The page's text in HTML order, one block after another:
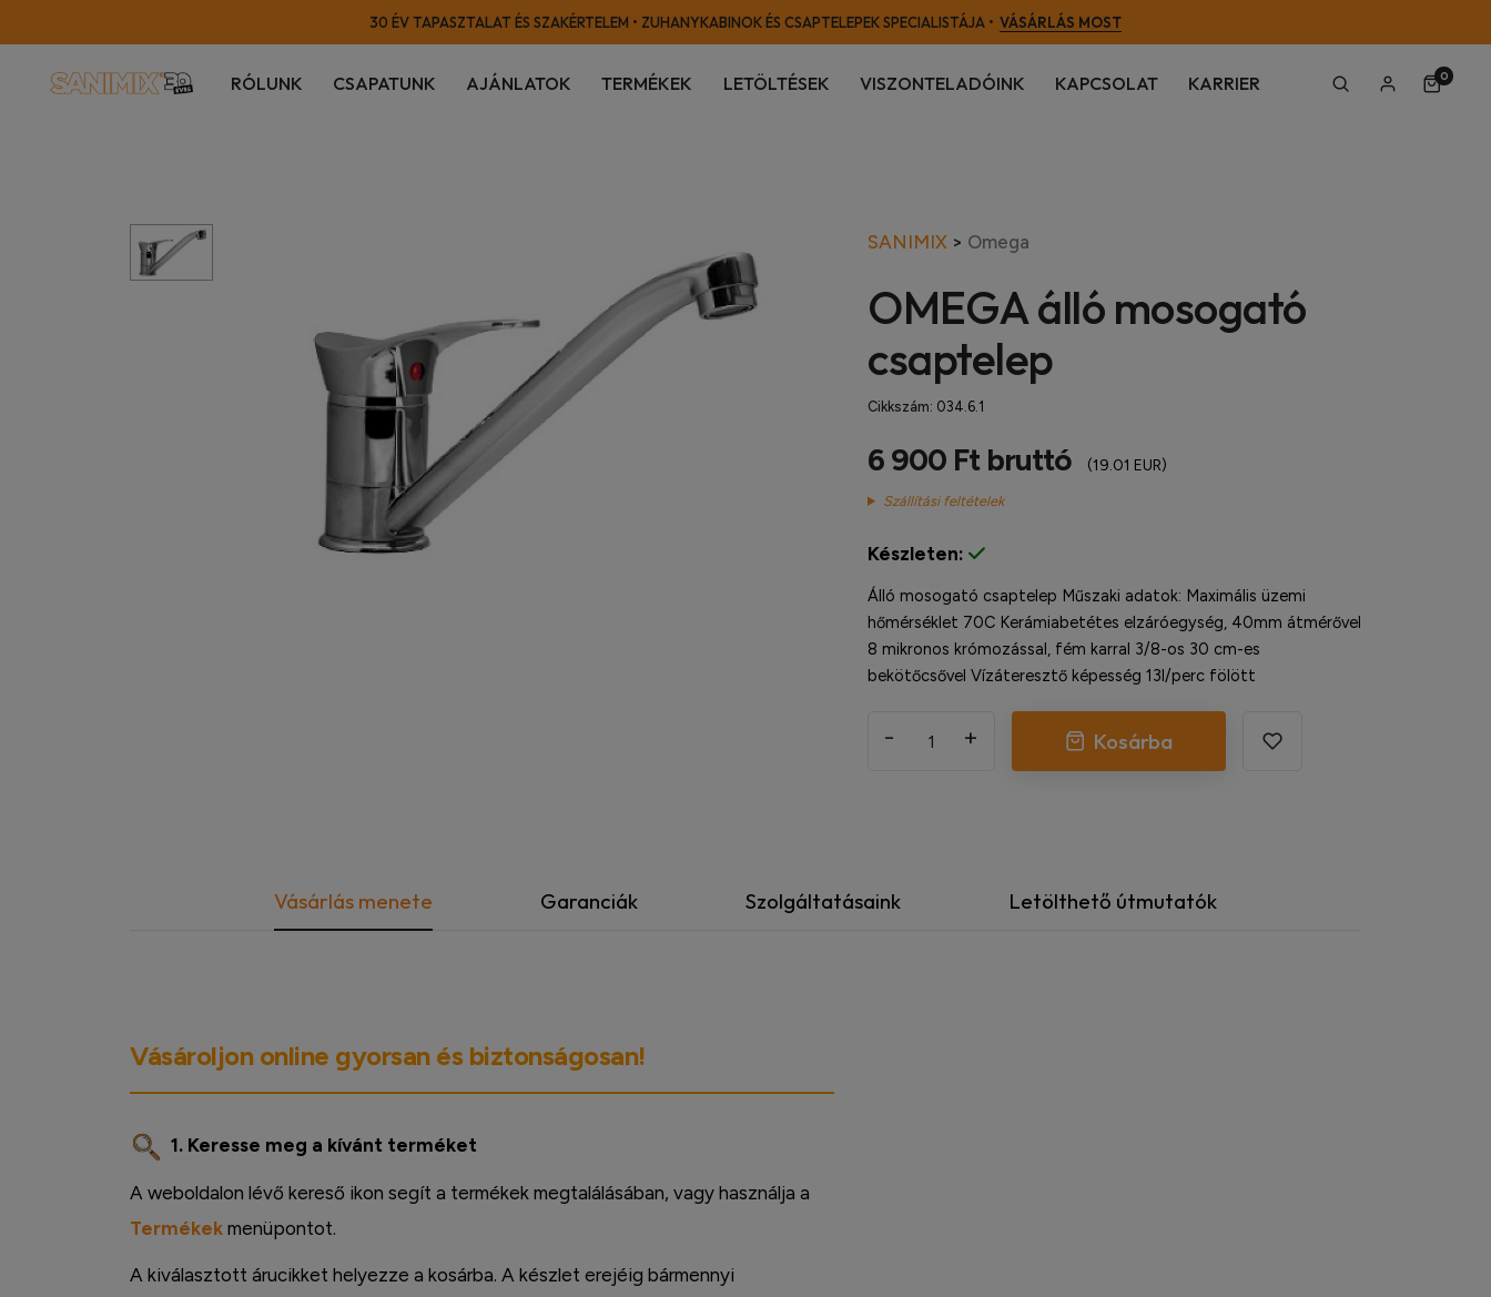
30 ÉV TAPASZTALAT ÉS SZAKÉRTELEM • ZUHANYKABINOK ÉS CSAPTELEPEK SPECIALISTÁJA • VÁSÁRLÁS MOST
RÓLUNK CSAPATUNK AJÁNLATOK TERMÉKEK LETÖLTÉSEK VISZONTELADÓINK KAPCSOLAT KARRIER 0
SANIMIX > Omega
OMEGA álló mosogató
csaptelep
Cikkszám: 034.6.1
6 900 Ft bruttó (19.01 EUR)
Szállítási feltételek
Készleten:
Álló mosogató csaptelep Műszaki adatok: Maximális üzemi
hőmérséklet 70C Kerámiabetétes elzáróegység, 40mm átmérővel
8 mikronos krómozással, fém karral 3/8-os 30 cm-es
bekötőcsővel Vízáteresztő képesség 13l/perc fölött
- + Kosárba
Vásárlás menete Garanciák Szolgáltatásaink Letölthető útmutatók
Vásároljon online gyorsan és biztonságosan!
1. Keresse meg a kívánt terméket
A weboldalon lévő kereső ikon segít a termékek megtalálásában, vagy használja a
Termékek menüpontot.
A kiválasztott árucikket helyezze a kosárba. A készlet erejéig bármennyi